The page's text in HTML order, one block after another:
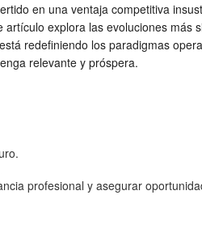
en una ventaja competitiva
explora las evoluciones
está redefiniendo los paradigmas
relevante y próspera.
profesional y asegurar